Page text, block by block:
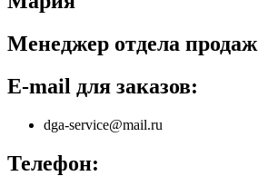
Менеджер отдела продаж
E-mail для заказов:
dga-service@mail.ru
Телефон: